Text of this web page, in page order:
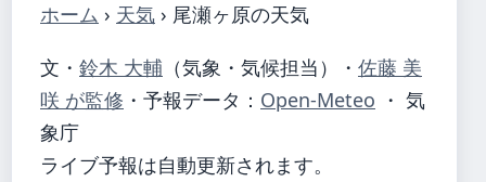
ホーム › 天気 › 尾瀬ヶ原の天気
文・ 鈴木 大輔 （気象・気候担当） ・ 佐藤 美
咲 が監修 ・ 予報データ： Open-Meteo ・ 気
象庁
ライブ予報は自動更新されます。